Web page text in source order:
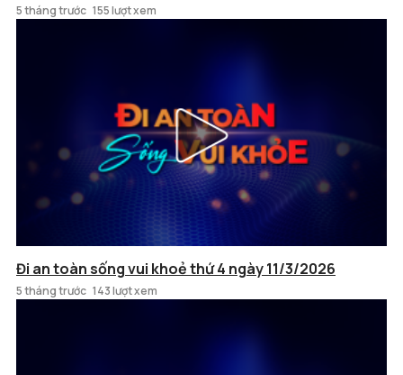
5 tháng trước 155 lượt xem
Đi an toàn sống vui khoẻ thứ 4 ngày 11/3/2026
5 tháng trước 143 lượt xem